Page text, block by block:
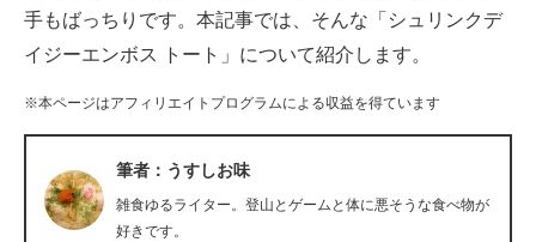
好きが集まる 比べて選べる
企業ITのトレンドを詳説
経営リーダーのコミュニティ
手もばっちりです。本記事では、そんな「シュリンクデ
イジーエンボス トート」について紹介します。
※本ページはアフィリエイトプログラムによる収益を得ています
筆者：うすしお味
雑食ゆるライター。登山とゲームと体に悪そうな食べ物が
好きです。